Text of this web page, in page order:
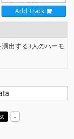
Add Track
出する3人のハーモ
-